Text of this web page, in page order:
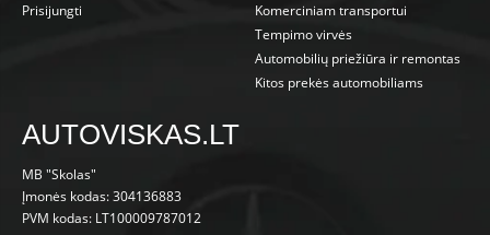
Prisijungti
Komerciniam transportui
Tempimo virvės
Automobilių priežiūra ir remontas
Kitos prekės automobiliams
AUTOVISKAS.LT
MB "Skolas"
Įmonės kodas: 304136883
PVM kodas: LT100009787012